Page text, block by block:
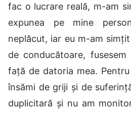
fac o lucrare reală, m-am
expunea pe mine
neplăcut, iar eu m-am
de conducătoare,
față de datoria mea.
însămi de griji și de
duplicitară și nu am